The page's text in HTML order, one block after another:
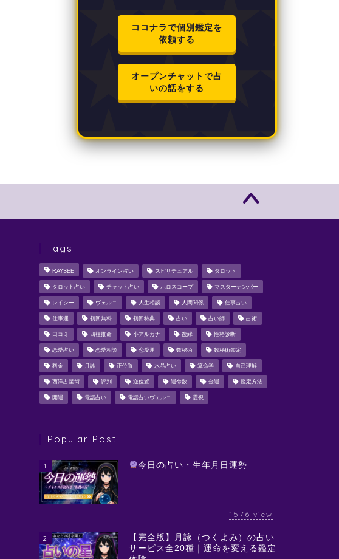
ココナラで個別鑑定を
依頼する
オープンチャットで占
いの話をする
Tags
RAYSEE オンライン占い スピリチュアル タロット
タロット占い チャット占い ホロスコープ マスターナンバー
レイシー ヴェルニ 人生相談 人間関係 仕事占い
仕事運 初回無料 初回特典 占い 占い師 占術
口コミ 四柱推命 小アルカナ 復縁 性格診断
恋愛占い 恋愛相談 恋愛運 数秘術 数秘術鑑定
料金 月詠 正位置 水晶占い 算命学 自己理解
西洋占星術 評判 逆位置 運命数 金運 鑑定方法
開運 電話占い 電話占いヴェルニ 霊視
Popular Post
1 今日の占い・生年月日運勢
1576 view
2
【完全版】月詠（つくよみ）の占い
サービス全20種｜運命を変える鑑定